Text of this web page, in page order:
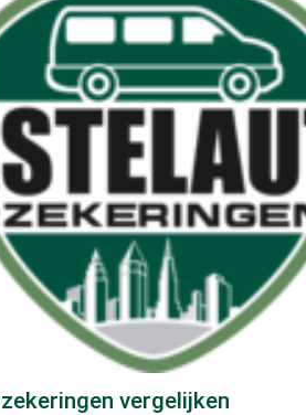
vergelijken